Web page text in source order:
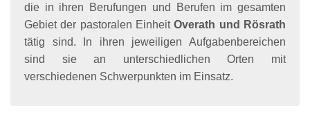
die in ihren Berufungen und Berufen im gesamten
Gebiet der pastoralen EinheitOverath und Rösrath
tätig sind. In ihren jeweiligen Aufgabenbereichen
sind sie an unterschiedlichen Orten mit
verschiedenen Schwerpunkten im Einsatz.